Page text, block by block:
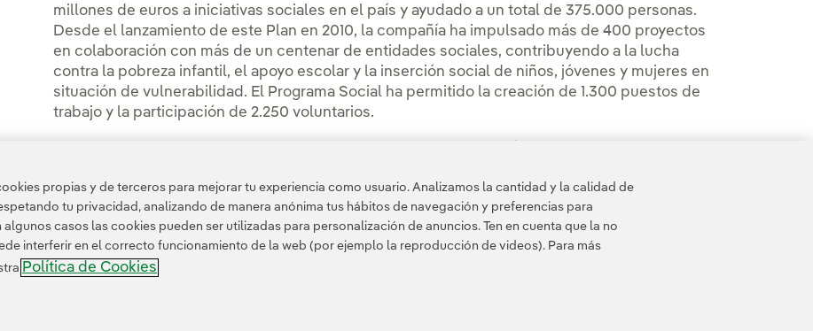
millones de euros a iniciativas sociales en el país y ayudado a un total de 375.000 personas.
Desde el lanzamiento de este Plan en 2010, la compañía ha impulsado más de 400 proyectos
en colaboración con más de un centenar de entidades sociales, contribuyendo a la lucha
contra la pobreza infantil, el apoyo escolar y la inserción social de niños, jóvenes y mujeres en
situación de vulnerabilidad. El Programa Social ha permitido la creación de 1.300 puestos de
trabajo y la participación de 2.250 voluntarios.
ámbito cultural, centrándose en la restauración y mantenimiento de las riquezas culturales y
artísticas del patrimonio de la Península Ibérica.
propias y de terceros para mejorar tu experiencia como usuario. Analizamos la cantidad y la calidad de
tu privacidad, analizando de manera anónima tus hábitos de navegación y preferencias para
casos las cookies pueden ser utilizadas para personalización de anuncios. Ten en cuenta que la no
interferir en el correcto funcionamiento de la web (por ejemplo la reproducción de videos). Para más
Política de Cookies